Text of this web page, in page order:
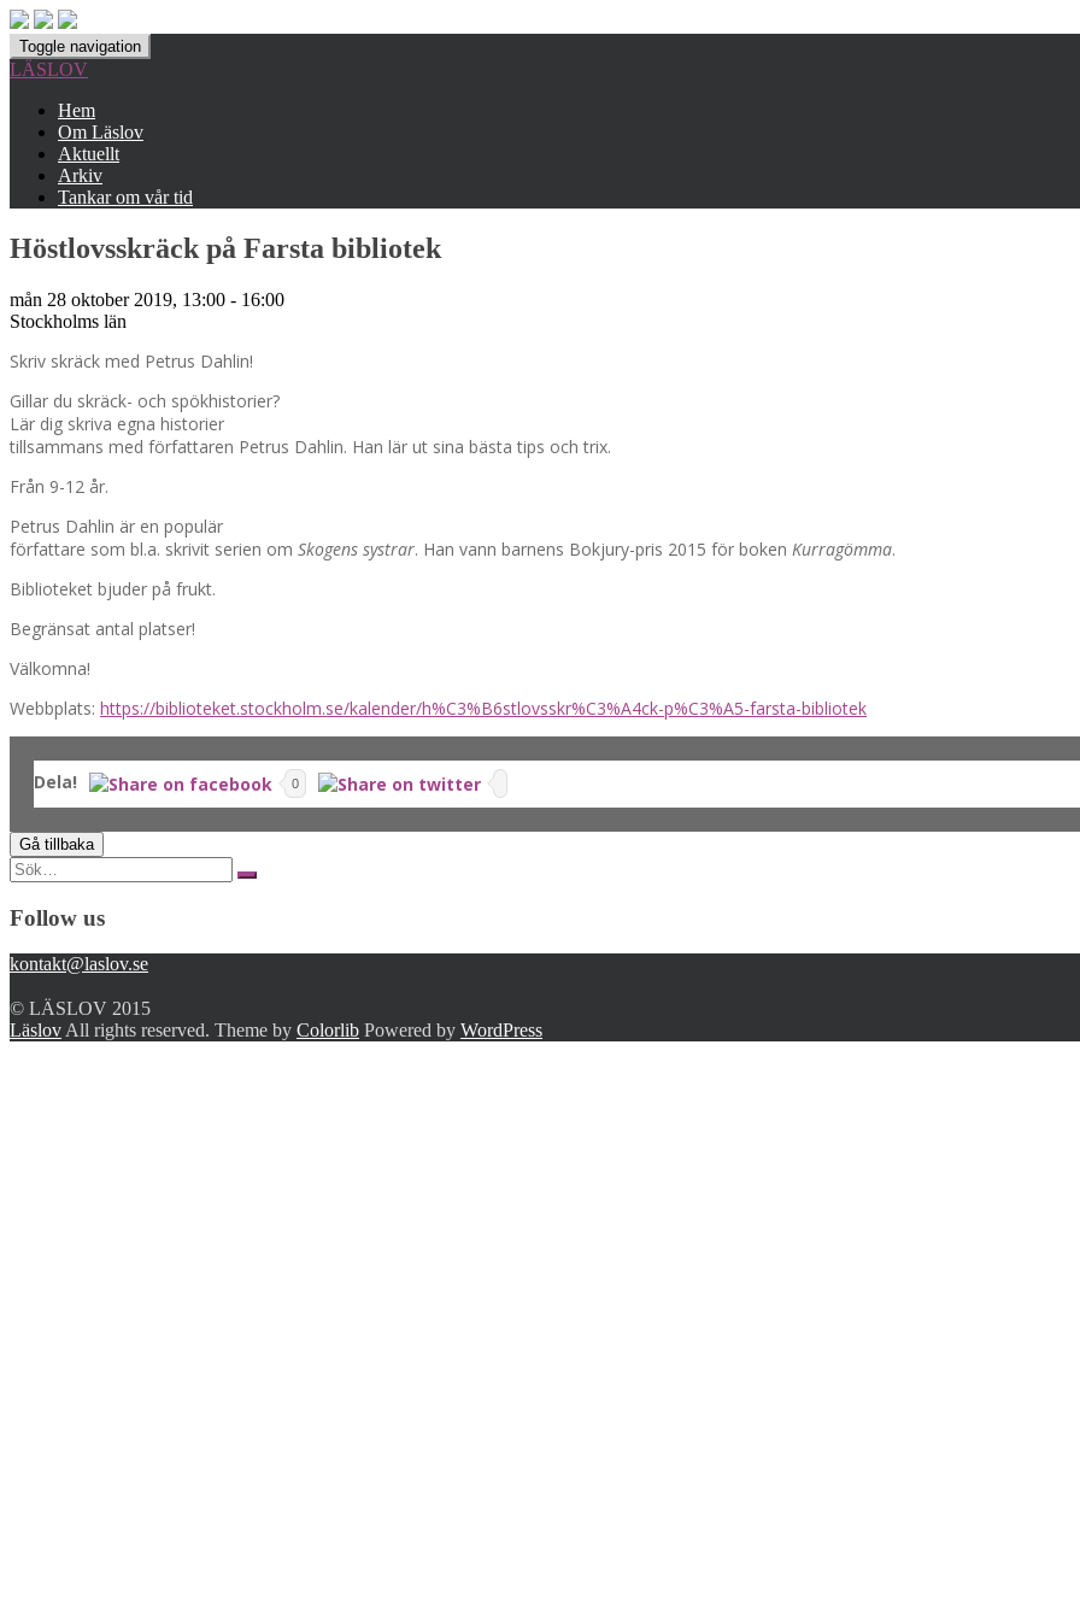
Toggle navigation
LÄSLOV
Hem
Om Läslov
Aktuellt
Arkiv
Tankar om vår tid
Höstlovsskräck på Farsta bibliotek
mån 28 oktober 2019, 13:00 - 16:00
Stockholms län
Skriv skräck med Petrus Dahlin!
Gillar du skräck- och spökhistorier?
Lär dig skriva egna historier
tillsammans med författaren Petrus Dahlin. Han lär ut sina bästa tips och trix.
Från 9-12 år.
Petrus Dahlin är en populär
författare som bl.a. skrivit serien om Skogens systrar. Han vann barnens Bokjury-pris 2015 för boken Kurragömma.
Biblioteket bjuder på frukt.
Begränsat antal platser!
Välkomna!
Webbplats: https://biblioteket.stockholm.se/kalender/h%C3%B6stlovsskr%C3%A4ck-p%C3%A5-farsta-bibliotek
Dela! 0
Search
for:
Follow us
kontakt@laslov.se
© LÄSLOV 2015
Läslov All rights reserved. Theme by Colorlib Powered by WordPress